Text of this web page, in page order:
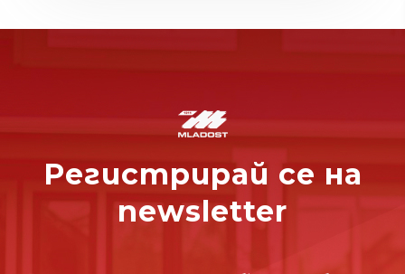
Регистрирай се на
newsletter